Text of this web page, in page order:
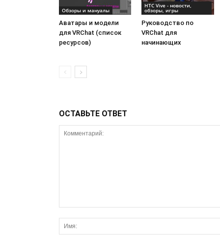
Обзоры и мануалы
Аватары и модели
для VRChat (список
ресурсов)
HTC Vive - новости,
обзоры, игры
Руководство по
VRChat для
начинающих
ОСТАВЬТЕ ОТВЕТ